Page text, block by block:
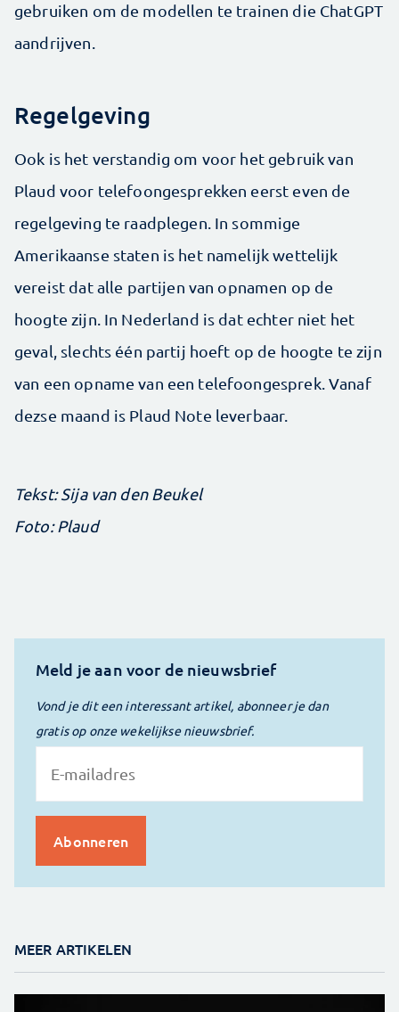
gebruiken om de modellen te trainen die ChatGPT
aandrijven.
Regelgeving
Ook is het verstandig om voor het gebruik van
Plaud voor telefoongesprekken eerst even de
regelgeving te raadplegen. In sommige
Amerikaanse staten is het namelijk wettelijk
vereist dat alle partijen van opnamen op de
hoogte zijn. In Nederland is dat echter niet het
geval, slechts één partij hoeft op de hoogte te zijn
van een opname van een telefoongesprek. Vanaf
dezse maand is Plaud Note leverbaar.
Tekst: Sija van den Beukel
Foto: Plaud
Meld je aan voor de nieuwsbrief
Vond je dit een interessant artikel, abonneer je dan
gratis op onze wekelijkse nieuwsbrief.
MEER ARTIKELEN